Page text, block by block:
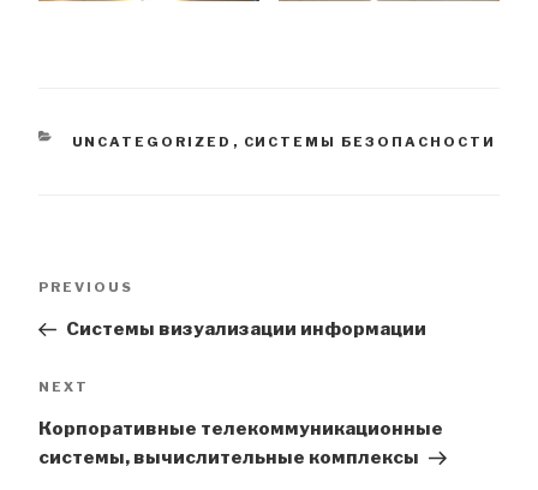
CATEGORIES
UNCATEGORIZED , СИСТЕМЫ БЕЗОПАСНОСТИ
Previous
PREVIOUS
Системы визуализации информации
Next
NEXT
Корпоративные телекоммуникационные
системы, вычислительные комплексы